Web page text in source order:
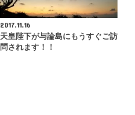
2017.11.16
天皇陛下が与論島にもうすぐご訪
問されます！！